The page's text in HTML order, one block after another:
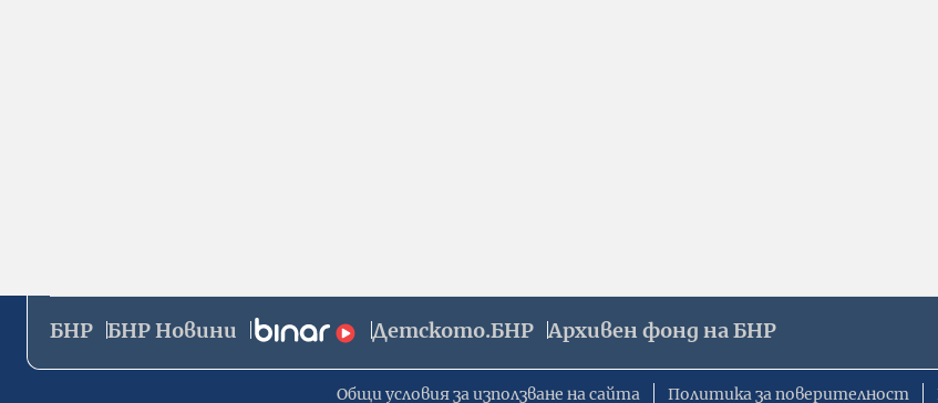
БНР БНР Новини Детското.БНР Архивен фонд на БНР
Общи условия за използване на сайта Политика за поверителност